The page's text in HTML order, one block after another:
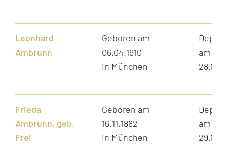
Leonhard
Ambrunn
Geboren am
06.04.1910
in München
am
Frieda
Ambrunn, geb.
Frei
Geboren am
16.11.1882
in München
am